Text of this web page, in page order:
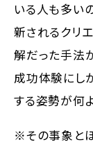
いる人も多い
新されるクリ
解だった手法
成功体験にし
する姿勢が何
※その事象と